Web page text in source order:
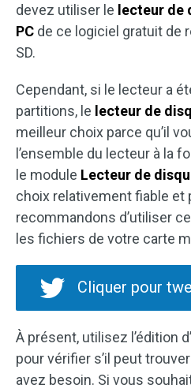
devez utiliser le lecteur de
PC de ce logiciel gratuit de
SD.
Cependant, si le lecteur a
partitions, le lecteur de
meilleur choix parce qu’il
l’ensemble du lecteur à la
le module Lecteur de
choix relativement fiable et
recommandons d’utiliser
les fichiers de votre carte
Cliquer pour
À présent, utilisez l’édition
pour vérifier s’il peut
avez besoin. Si vous